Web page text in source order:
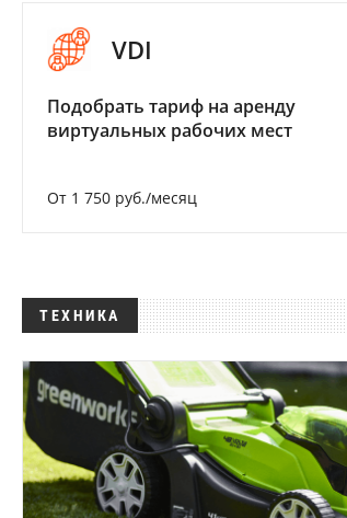
VDI
Подобрать тариф на аренду
виртуальных рабочих мест
От 1 750 руб./месяц
ТЕХНИКА